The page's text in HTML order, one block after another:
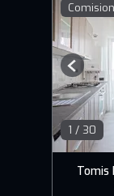
1 / 30
Previous
Tomis